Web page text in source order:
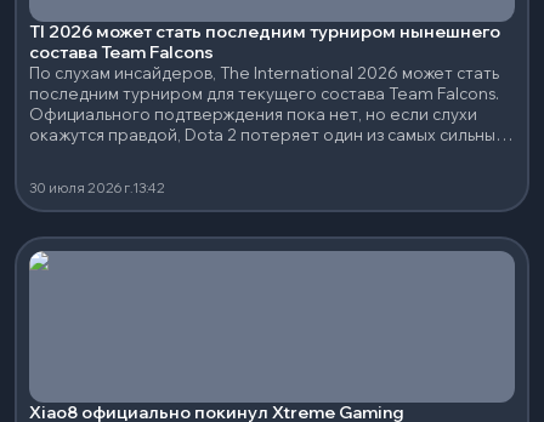
TI 2026 может стать последним турниром нынешнего
состава Team Falcons
По слухам инсайдеров, The International 2026 может стать
последним турниром для текущего состава Team Falcons.
Официального подтверждения пока нет, но если слухи
окажутся правдой, Dota 2 потеряет один из самых сильных
30 июля 2026 г.13:42
Xiao8 официально покинул Xtreme Gaming